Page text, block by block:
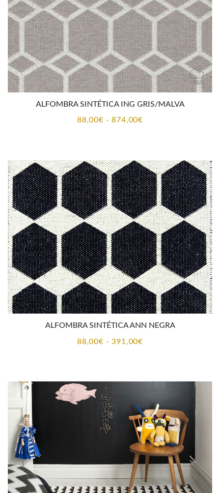
ALFOMBRA SINTÉTICA ING GRIS/MALVA
88,00€ - 874,00€Rango
desde
88,00€
hasta
874,00€
ALFOMBRA SINTÉTICA ANN NEGRA
88,00€ - 391,00€Rango
desde
hasta
391,00€